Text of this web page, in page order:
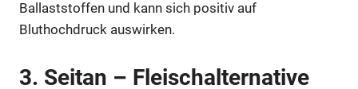
Ballaststoffen und kann sich positiv auf
Bluthochdruck auswirken.
3. Seitan – Fleischalternative